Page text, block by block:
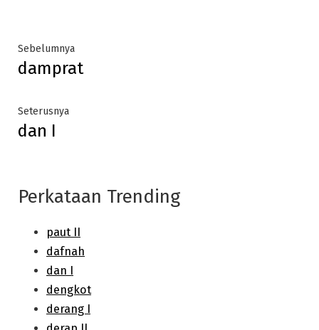
Post
navigation
SebelumnyaPrevious
post:
damprat
SeterusnyaNext
dan I
Perkataan Trending